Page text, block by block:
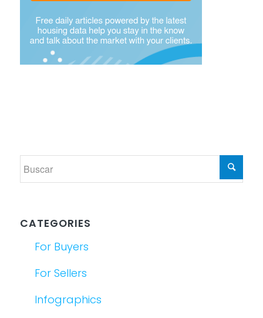
CATEGORIES
For Buyers
For Sellers
Infographics